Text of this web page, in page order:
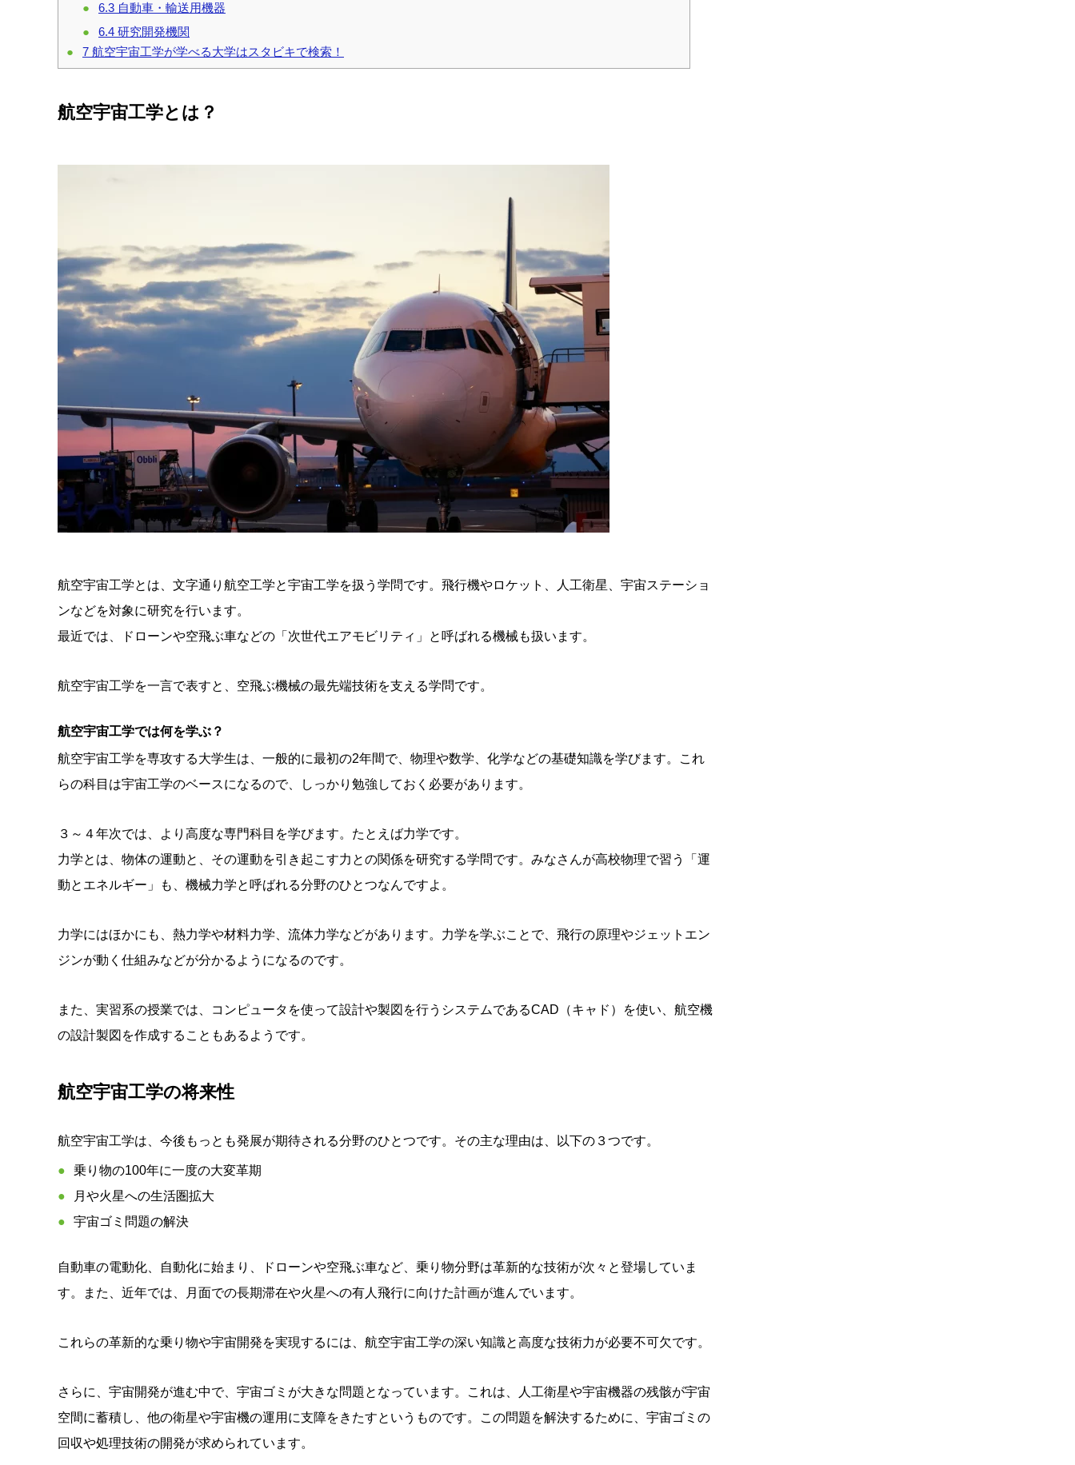
6.3 自動車・輸送用機器
6.4 研究開発機関
7 航空宇宙工学が学べる大学はスタビキで検索！
航空宇宙工学とは？
航空宇宙工学とは、文字通り航空工学と宇宙工学を扱う学問です。飛行機やロケット、人工衛星、宇宙ステーショ
ンなどを対象に研究を行います。
最近では、ドローンや空飛ぶ車などの「次世代エアモビリティ」と呼ばれる機械も扱います。
航空宇宙工学を一言で表すと、空飛ぶ機械の最先端技術を支える学問です。
航空宇宙工学では何を学ぶ？
航空宇宙工学を専攻する大学生は、一般的に最初の2年間で、物理や数学、化学などの基礎知識を学びます。これ
らの科目は宇宙工学のベースになるので、しっかり勉強しておく必要があります。
３～４年次では、より高度な専門科目を学びます。たとえば力学です。
力学とは、物体の運動と、その運動を引き起こす力との関係を研究する学問です。みなさんが高校物理で習う「運
動とエネルギー」も、機械力学と呼ばれる分野のひとつなんですよ。
力学にはほかにも、熱力学や材料力学、流体力学などがあります。力学を学ぶことで、飛行の原理やジェットエン
ジンが動く仕組みなどが分かるようになるのです。
また、実習系の授業では、コンピュータを使って設計や製図を行うシステムであるCAD（キャド）を使い、航空機
の設計製図を作成することもあるようです。
航空宇宙工学の将来性
航空宇宙工学は、今後もっとも発展が期待される分野のひとつです。その主な理由は、以下の３つです。
乗り物の100年に一度の大変革期
月や火星への生活圏拡大
宇宙ゴミ問題の解決
自動車の電動化、自動化に始まり、ドローンや空飛ぶ車など、乗り物分野は革新的な技術が次々と登場していま
す。また、近年では、月面での長期滞在や火星への有人飛行に向けた計画が進んでいます。
これらの革新的な乗り物や宇宙開発を実現するには、航空宇宙工学の深い知識と高度な技術力が必要不可欠です。
さらに、宇宙開発が進む中で、宇宙ゴミが大きな問題となっています。これは、人工衛星や宇宙機器の残骸が宇宙
空間に蓄積し、他の衛星や宇宙機の運用に支障をきたすというものです。この問題を解決するために、宇宙ゴミの
回収や処理技術の開発が求められています。